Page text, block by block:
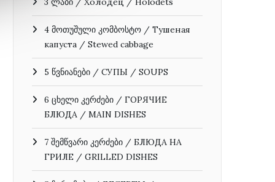
4 მოთუშული კომბოსტო / Тушеная
капуста / Stewed cabbage
5 წვნიანები / СУПЫ / SOUPS
6 ცხელი კერძები / ГОРЯЧИЕ
БЛЮДА / MAIN DISHES
7 შემწვარი კერძები / БЛЮДА НА
ГРИЛЕ / GRILLED DISHES